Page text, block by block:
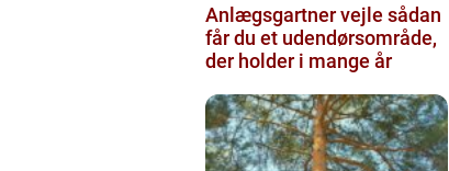
Anlægsgartner vejle sådan
får du et udendørsområde,
der holder i mange år